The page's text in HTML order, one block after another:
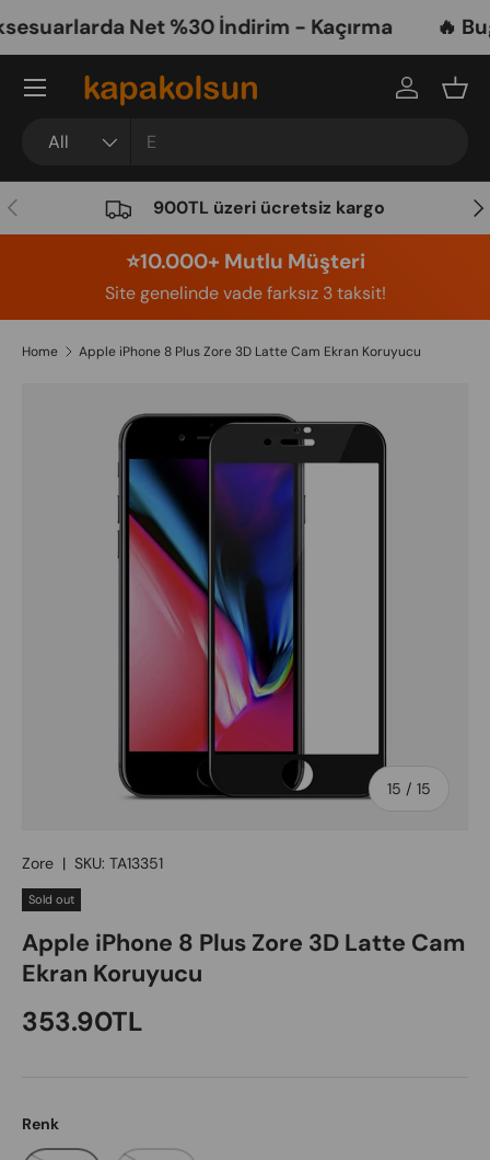
Skip to content
Net %30 İndirim - Kaçırma 🔥
All
Log in
Menu
Previous 900TL üzeri ücretsiz kargo
⭐️10.000+ Mutlu Müşteri
Site genelinde vade farksız 3 taksit!
Home Apple iPhone 8 Plus Zore 3D Latte Cam Ekran Koruyucu
Skip to product information
15 / of
15
Zore | SKU: TA13351
Sold out
Apple iPhone 8 Plus Zore 3D Latte Cam
Ekran Koruyucu
Regular price
353.90TL
Renk